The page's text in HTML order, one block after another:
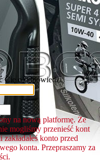
Cię o odpowiedzi
na nową platformę. Ze
mogliśmy przenieść kont
konto przed
konta. Przepraszamy za